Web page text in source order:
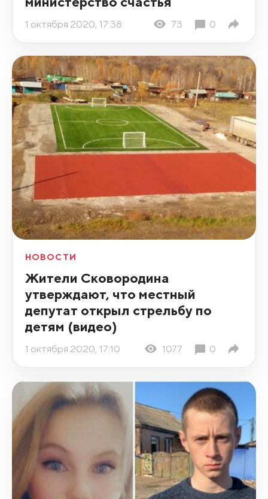
1 октября 2020, 17:38 73 0
НОВОСТИ
Жители Сковородина
утверждают, что местный
депутат открыл стрельбу по
детям (видео)
1 октября 2020, 17:10 1077 0